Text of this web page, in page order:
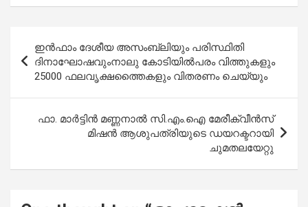
ce
b
o
o
k
at
A
p
p
tt ail ar
navigation
ഇന്‍ഫാം ദേശീയ അസംബ്ലിയും പരിസ്ഥിതി
ദിനാഘോഷവുംനാലു കോടിയില്‍പരം വിത്തുകളും
25000 ഫലവൃക്ഷത്തൈകളും വിതരണം ചെയ്യും
ഫാ. മാർട്ടിൻ മണ്ണനാൽ സി.എം.ഐ മേരീക്വീൻസ്
മിഷൻ ആശുപത്രിയുടെ ഡയറക്ടറായി
ചുമതലയേറ്റു